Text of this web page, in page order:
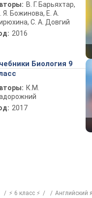
В. Г. Барьяхтар,
Я. Божинова, Е. А.
С. А. Довгий
2016
Биология 9
К.М.
2017
⚡ 6 класс ⚡ Английский